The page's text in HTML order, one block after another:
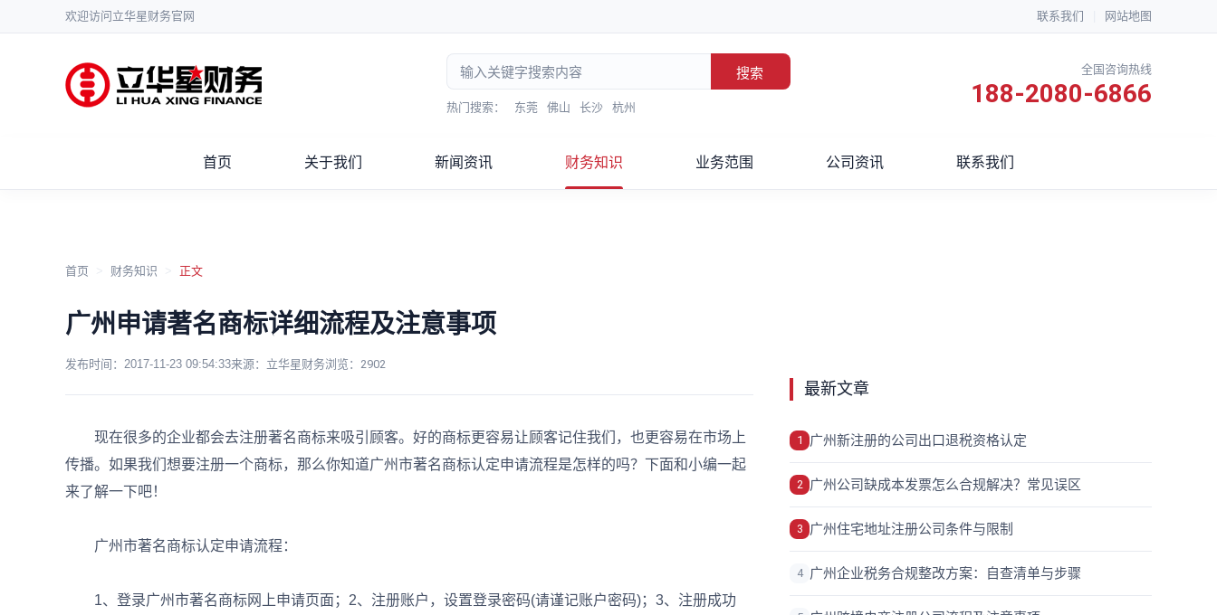
欢迎访问立华星财务官网 联系我们 网站地图
搜索
热门搜索： 东莞 佛山 长沙 杭州
全国咨询热线
188-2080-6866
首页 关于我们 新闻资讯 财务知识 业务范围 公司资讯 联系我们
首页 财务知识 正文
广州申请著名商标详细流程及注意事项
发布时间： 2017-11-23 09:54:33来源：立华星财务浏览： 2902
现在很多的企业都会去注册著名商标来吸引顾客。好的商标更容易让顾客记住我们，也更容易在市场上
传播。如果我们想要注册一个商标，那么你知道广州市著名商标认定申请流程是怎样的吗？下面和小编一起
来了解一下吧！
广州市著名商标认定申请流程：
1、登录广州市著名商标网上申请页面；2、注册账户，设置登录密码(请谨记账户密码)；3、注册成功
最新文章
1 广州新注册的公司出口退税资格认定
2 广州公司缺成本发票怎么合规解决？常见误区
3 广州住宅地址注册公司条件与限制
4 广州企业税务合规整改方案：自查清单与步骤